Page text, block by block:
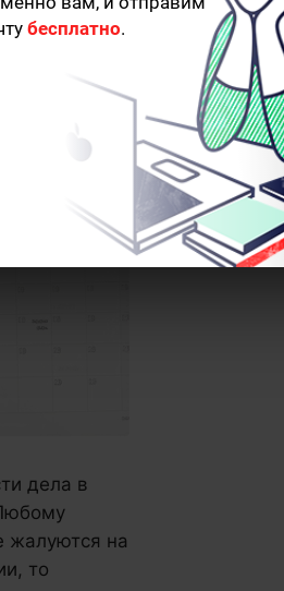
дела в
жалуются на
то
бесплатно.